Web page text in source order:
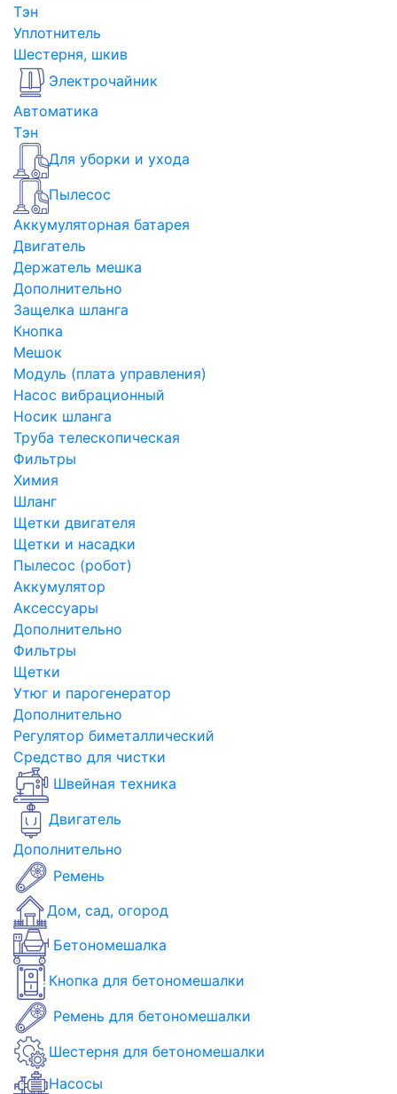
Тэн
Уплотнитель
Шестерня, шкив
Электрочайник
Автоматика
Тэн
Для уборки и ухода
Пылесос
Аккумуляторная батарея
Двигатель
Держатель мешка
Дополнительно
Защелка шланга
Кнопка
Мешок
Модуль (плата управления)
Насос вибрационный
Носик шланга
Труба телескопическая
Фильтры
Химия
Шланг
Щетки двигателя
Щетки и насадки
Пылесос (робот)
Аккумулятор
Аксессуары
Дополнительно
Фильтры
Щетки
Утюг и парогенератор
Дополнительно
Регулятор биметаллический
Средство для чистки
Швейная техника
Двигатель
Дополнительно
Ремень
Дом, сад, огород
Бетономешалка
Кнопка для бетономешалки
Ремень для бетономешалки
Шестерня для бетономешалки
Насосы